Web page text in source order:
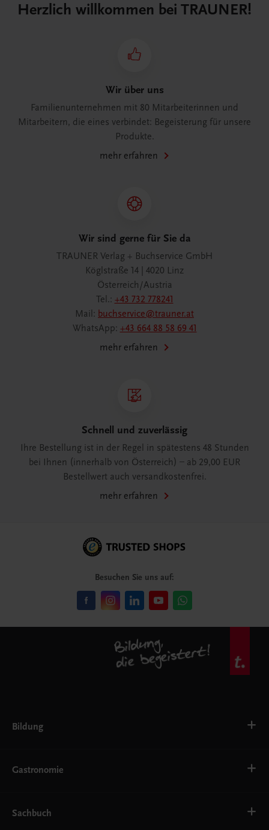
Herzlich willkommen bei TRAUNER!
Wir über uns
Familienunternehmen mit 80 Mitarbeiterinnen und
Mitarbeitern, die eines verbindet: Begeisterung für unsere
Produkte.
mehr erfahren
Wir sind gerne für Sie da
TRAUNER Verlag + Buchservice GmbH
Köglstraße 14 | 4020 Linz
Österreich/Austria
Tel.: +43 732 778241
Mail: buchservice@trauner.at
WhatsApp: +43 664 88 58 69 41
mehr erfahren
Schnell und zuverlässig
Ihre Bestellung ist in der Regel in spätestens 48 Stunden
bei Ihnen (innerhalb von Österreich) – ab 29,00 EUR
Bestellwert auch versandkostenfrei.
mehr erfahren
Besuchen Sie uns auf:
Bildung
Ernährung
Gastronomie, Hotellerie, Küche
Konditorei, Bäckerei
Gastronomie
Getränke
Sachbuch